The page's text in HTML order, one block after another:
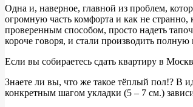
Одна и, наверное, главной из проблем,
огромную часть комфорта и как не
проверенным способом, просто надеть
короче говоря, и стали производить
Если вы собираетесь сдать квартиру в
Знаете ли вы, что же такое тёплый пол!? В
конкретным шагом укладки (5 – 7 см.)